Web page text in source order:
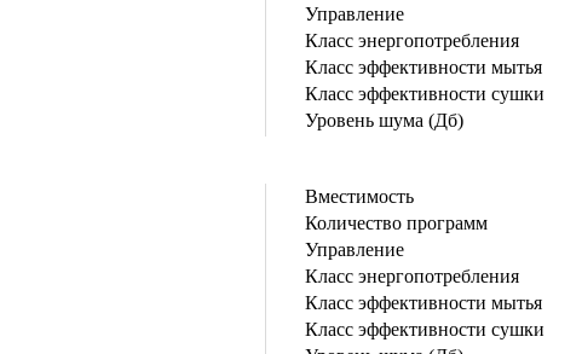
Управление
Класс энергопотребления
Класс эффективности мытья
Класс эффективности сушки
Уровень шума (Дб)
Вместимость
Количество программ
Управление
Класс энергопотребления
Класс эффективности мытья
Класс эффективности сушки